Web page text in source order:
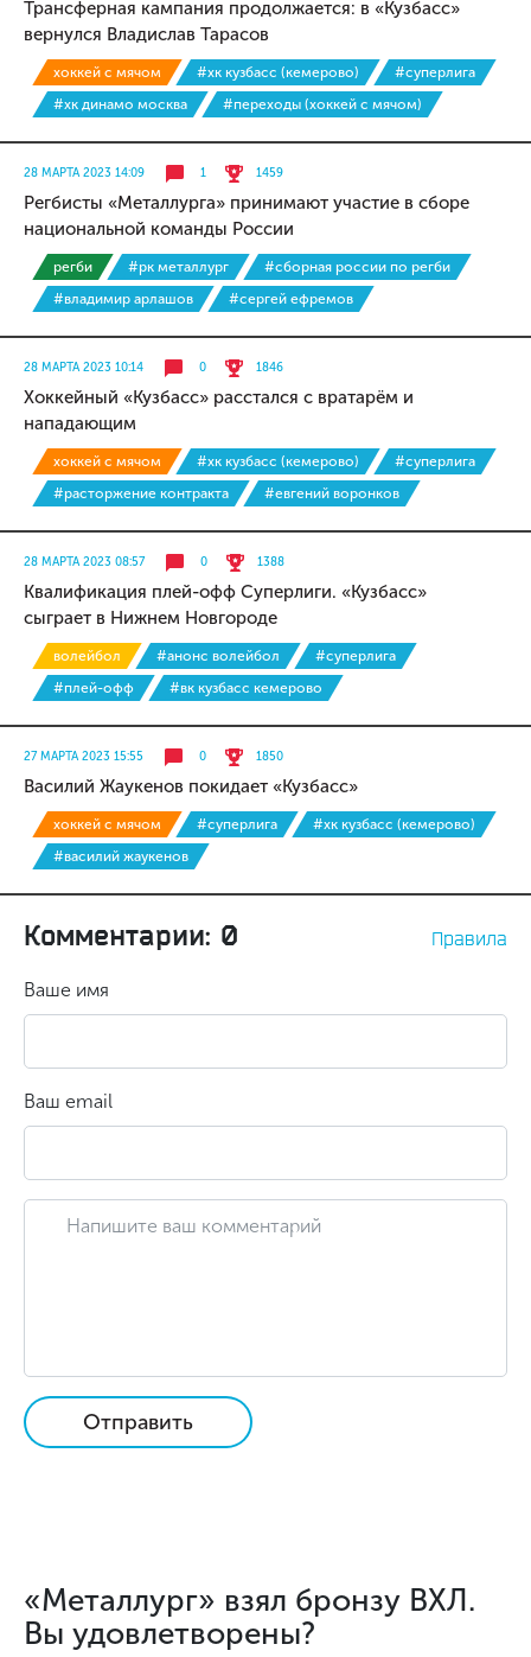
Трансферная кампания продолжается: в «Кузбасс»
вернулся Владислав Тарасов
хоккей с мячом #хк кузбасс (кемерово)
#суперлига
#хк динамо москва
#переходы (хоккей с мячом)
28 МАРТА 2023 14:09 1 1459
Регбисты «Металлурга» принимают участие в сборе
национальной команды России
регби #рк металлург
#сборная россии по регби
#владимир арлашов
#сергей ефремов
28 МАРТА 2023 10:14 0 1846
Хоккейный «Кузбасс» расстался с вратарём и
нападающим
хоккей с мячом #хк кузбасс (кемерово)
#суперлига
#расторжение контракта
#евгений воронков
28 МАРТА 2023 08:57 0 1388
Квалификация плей-офф Суперлиги. «Кузбасс»
сыграет в Нижнем Новгороде
волейбол #анонс волейбол
#суперлига
#плей-офф
#вк кузбасс кемерово
27 МАРТА 2023 15:55 0 1850
Василий Жаукенов покидает «Кузбасс»
хоккей с мячом #суперлига
#хк кузбасс (кемерово)
#василий жаукенов
Комментарии: 0 Правила
Ваше имя
Ваш email
Отправить
«Металлург» взял бронзу ВХЛ.
Вы удовлетворены?